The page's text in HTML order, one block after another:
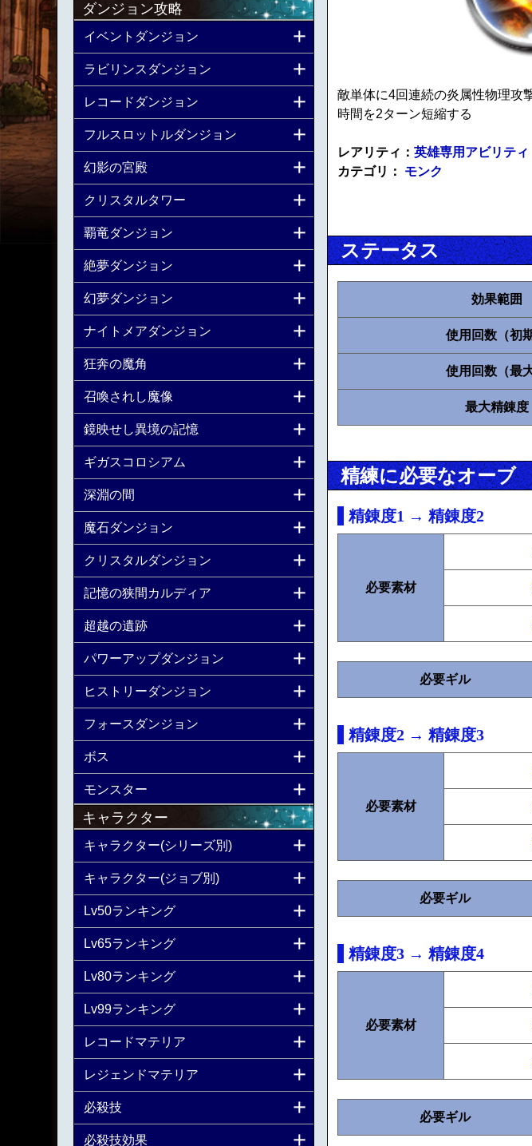
敵単体に4回連続の炎属性物理攻
時間を2ターン短縮する
レアリティ： 英雄専用アビリティ
カテゴリ： モンク
ステータス
効果範囲
使用回数（初期
使用回数（最大
最大精錬度
精練に必要なオーブ
精錬度1 → 精錬度2
必要素材
必要ギル
精錬度2 → 精錬度3
必要素材
必要ギル
精錬度3 → 精錬度4
必要素材
必要ギル
ダンジョン攻略
イベントダンジョン
ラビリンスダンジョン
レコードダンジョン
フルスロットルダンジョン
幻影の宮殿
クリスタルタワー
覇竜ダンジョン
絶夢ダンジョン
幻夢ダンジョン
ナイトメアダンジョン
狂奔の魔角
召喚されし魔像
鏡映せし異境の記憶
ギガスコロシアム
深淵の間
魔石ダンジョン
クリスタルダンジョン
記憶の狭間カルディア
超越の遺跡
パワーアップダンジョン
ヒストリーダンジョン
フォースダンジョン
ボス
モンスター
キャラクター
キャラクター(シリーズ別)
キャラクター(ジョブ別)
Lv50ランキング
Lv65ランキング
Lv80ランキング
Lv99ランキング
レコードマテリア
レジェンドマテリア
必殺技
必殺技効果